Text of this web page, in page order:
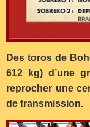
Des toros de
612 kg) d’une
reprocher une
de transmission.